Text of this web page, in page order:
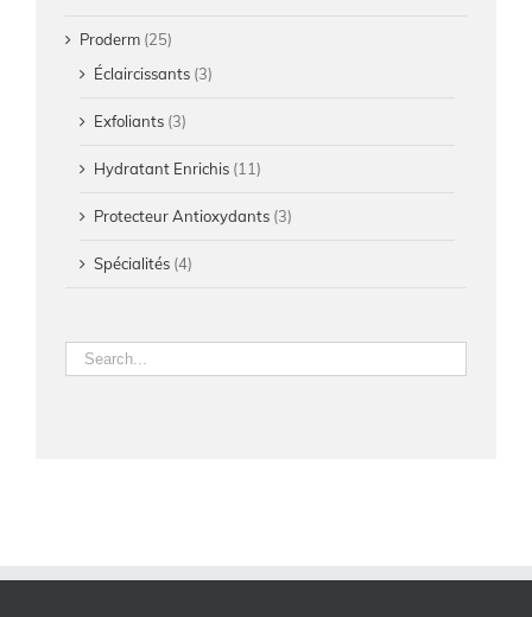
Proderm (25)
Éclaircissants (3)
Exfoliants (3)
Hydratant Enrichis (11)
Protecteur Antioxydants (3)
Spécialités (4)